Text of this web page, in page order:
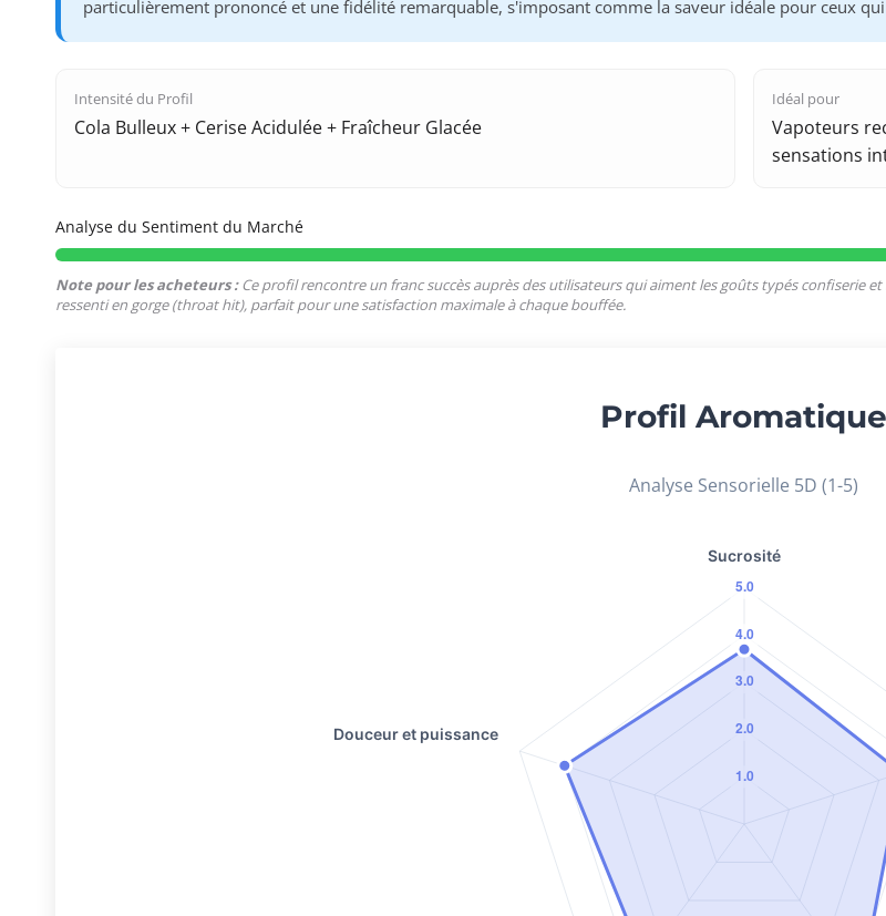
particulièrement prononcé et une fidélité remarquable, s'imposant comme la saveur idéale pour ceux
Intensité du Profil
Cola Bulleux + Cerise Acidulée + Fraîcheur Glacée
Idéal pour
Vapoteurs
sensations
Analyse du Sentiment du Marché
Note pour les acheteurs :Ce profil rencontre un franc succès auprès des utilisateurs qui aiment les goûts typés confiserie
ressenti en gorge (throat hit), parfait pour une satisfaction maximale à chaque bouffée.
Profil Aromatique
Analyse Sensorielle 5D (1-5)